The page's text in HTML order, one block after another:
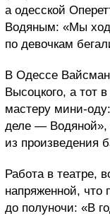
а одесской
Водяным: «Мы
по девочкам
В Одессе
Высоцкого, а тот
мастеру мини-
деле — Водяной»,
из произведения
Работа в театре,
напряженной, что
до полуночи: «В